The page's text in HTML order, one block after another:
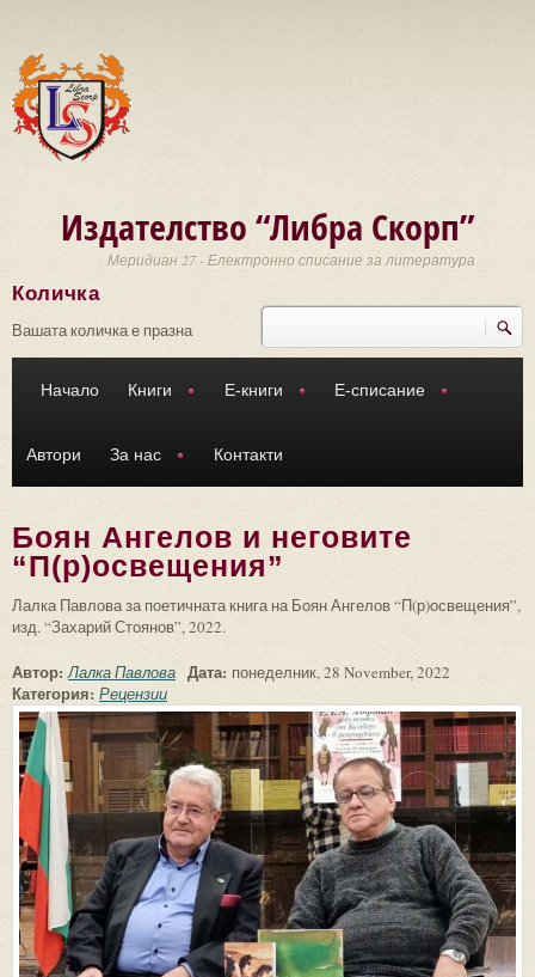
Издателство “Либра Скорп”
Меридиан 27 - Електронно списание за литература
Търси
Количка
Вашата количка е празна
Начало Книги Е-книги Е-списание
Автори За нас Контакти
Боян Ангелов и неговите
“П(р)освещения”
Лалка Павлова за поетичната книга на Боян Ангелов “П(р)освещения”,
изд. “Захарий Стоянов”, 2022.
Автор:Лалка Павлова Дата: понеделник, 28 November, 2022
Категория: Рецензии